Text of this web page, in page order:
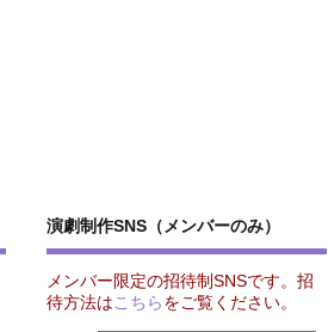
演劇制作SNS（メンバーのみ）
メンバー限定の招待制SNSです。招
待方法は こちら をご覧ください。